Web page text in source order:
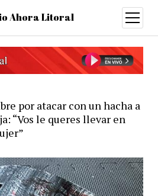
Ahora Litoral
open
menu
por atacar con un hacha a
“Vos le queres llevar en